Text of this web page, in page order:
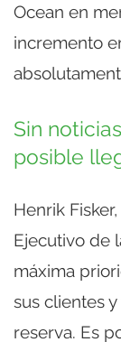
Ocean en
incremento
Sin
posible
Henrik
Ejecutivo de
máxima
sus clientes
reserva. Es